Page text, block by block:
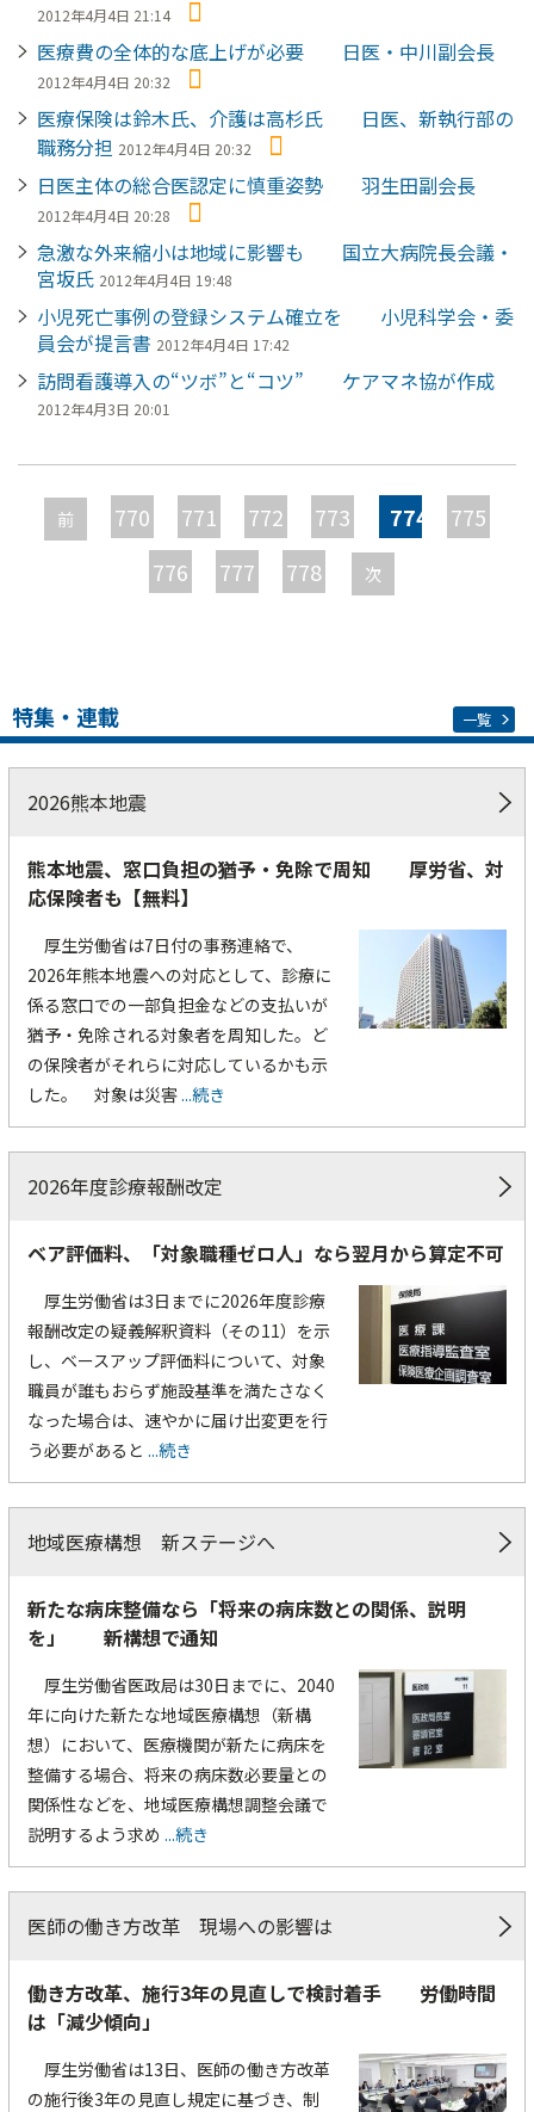
2012年4月4日 21:14
医療費の全体的な底上げが必要 日医・中川副会長
2012年4月4日 20:32
医療保険は鈴木氏、介護は高杉氏 日医、新執行部の
職務分担 2012年4月4日 20:32
日医主体の総合医認定に慎重姿勢 羽生田副会長
2012年4月4日 20:28
急激な外来縮小は地域に影響も 国立大病院長会議・
宮坂氏 2012年4月4日 19:48
小児死亡事例の登録システム確立を 小児科学会・委
員会が提言書 2012年4月4日 17:42
訪問看護導入の“ツボ”と“コツ” ケアマネ協が作成
2012年4月3日 20:01
ペ
ー
ジ
前 770 771 772 773 774
775
776
777 778 次
特集・連載 一覧
2026熊本地震
熊本地震、窓口負担の猶予・免除で周知 厚労省、対
応保険者も【無料】
厚生労働省は7日付の事務連絡で、
2026年熊本地震への対応として、診療に
係る窓口での一部負担金などの支払いが
猶予・免除される対象者を周知した。ど
の保険者がそれらに対応しているかも示
した。 対象は災害...続き
2026年度診療報酬改定
ベア評価料、「対象職種ゼロ人」なら翌月から算定不可
厚生労働省は3日までに2026年度診療
報酬改定の疑義解釈資料（その11）を示
し、ベースアップ評価料について、対象
職員が誰もおらず施設基準を満たさなく
なった場合は、速やかに届け出変更を行
う必要があると ...続き
地域医療構想 新ステージへ
新たな病床整備なら「将来の病床数との関係、説明
を」 新構想で通知
厚生労働省医政局は30日までに、2040
年に向けた新たな地域医療構想（新構
想）において、医療機関が新たに病床を
整備する場合、将来の病床数必要量との
関係性などを、地域医療構想調整会議で
説明するよう求め ...続き
医師の働き方改革 現場への影響は
働き方改革、施行3年の見直しで検討着手 労働時間
は「減少傾向」
厚生労働省は13日、医師の働き方改革
の施行後3年の見直し規定に基づき、制